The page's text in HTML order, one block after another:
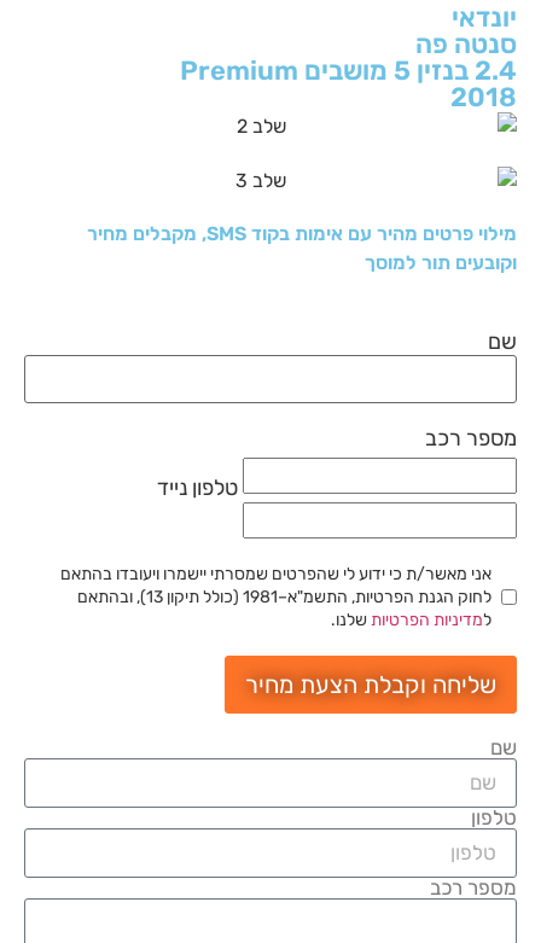
יונדאי
סנטה פה
2.4 בנזין 5 מושבים Premium
2018
מילוי פרטים מהיר עם אימות בקוד SMS, מקבלים מחיר
וקובעים תור למוסך
שם
מספר רכב
טלפון נייד
אני מאשר/ת כי ידוע לי שהפרטים שמסרתי יישמרו ויעובדו בהתאם
לחוק הגנת הפרטיות, התשמ"א–1981 (כולל תיקון 13), ובהתאם
למדיניות הפרטיות שלנו.
שליחה וקבלת הצעת מחיר
שם
טלפון
מספר רכב